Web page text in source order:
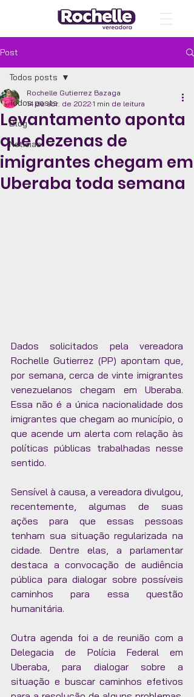
Post
Todos posts
Blog
Notícias
Todos posts
Levantamento aponta
que dezenas de
imigrantes chegam em
Uberaba toda semana
Rochelle Gutierrez Bazaga
14 de abr. de 2022 1 min de leitura
Dados solicitados pela vereadora
Rochelle Gutierrez (PP) apontam que,
por semana, cerca de vinte imigrantes
venezuelanos chegam em Uberaba.
Essa não é a única nacionalidade dos
imigrantes que chegam ao município, o
que acende um alerta com relação às
políticas públicas trabalhadas nesse
sentido.
Sensível à causa, a vereadora divulgou,
recentemente, algumas de suas
ações para que essas pessoas
tenham sua situação regularizada na
cidade. Dentre elas, a parlamentar
destaca a convocação de audiência
pública para dialogar sobre possíveis
caminhos para essa questão
humanitária.
Outra agenda foi a de reunião com a
Delegacia de Polícia Federal em
Uberaba, para dialogar sobre a
situação e buscar caminhos efetivos